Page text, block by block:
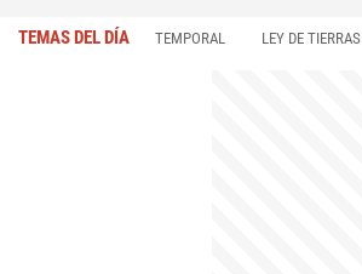
TEMAS DEL DÍA TEMPORAL LEY DE TIERRAS